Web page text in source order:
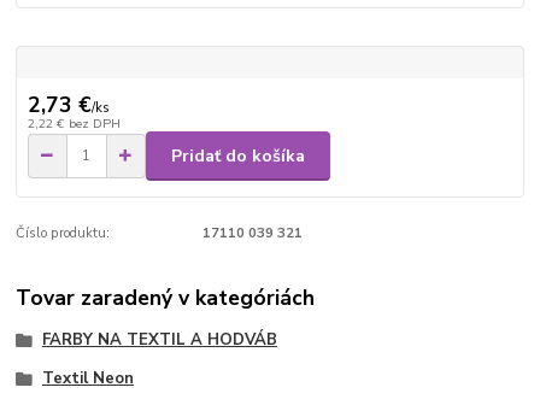
2,73 €/ks
2,22 € bez DPH
Pridať do košíka
Číslo produktu: 17110 039 321
Tovar zaradený v kategóriách
FARBY NA TEXTIL A HODVÁB
Textil Neon